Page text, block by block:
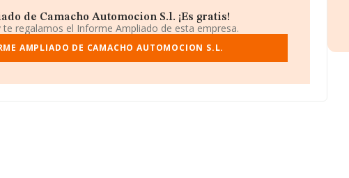
S.L, con CIF B75390716, se encuentra en Calle Luis Sevilla
el municipio de Puebla De Don Rodrigo, Ciudad Real, Castilla-la
la cifra de 11.044 millones de euros y se estima que el promedio
de Camacho Automocion S.l. ¡Es gratis!
regalamos el Informe Ampliado de esta empresa.
AMPLIADO DE CAMACHO AUTOMOCION S.L.